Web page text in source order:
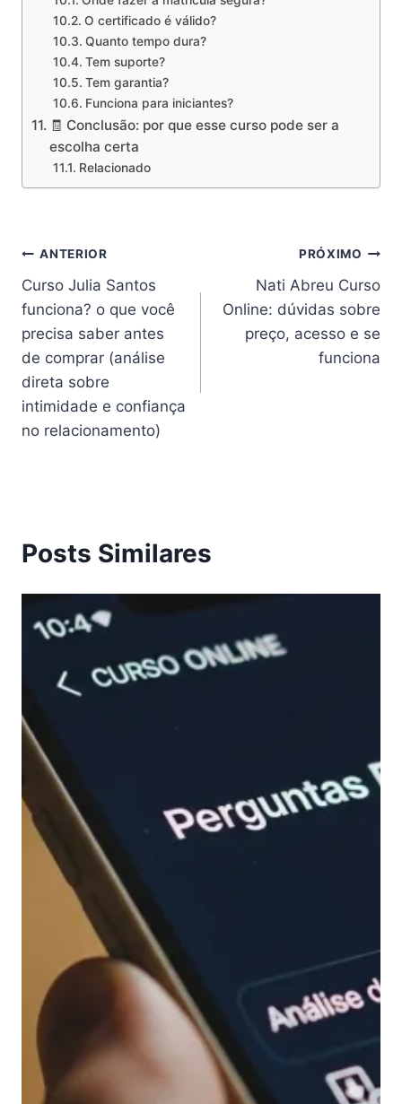
O certificado é válido?
Quanto tempo dura?
Tem suporte?
Tem garantia?
Funciona para iniciantes?
🧾 Conclusão: por que esse curso pode ser a
escolha certa
Relacionado
Navegação
de
Post
ANTERIOR
Curso Julia Santos
funciona? o que você
precisa saber antes
de comprar (análise
direta sobre
intimidade e confiança
no relacionamento)
PRÓXIMO
Nati Abreu Curso
Online: dúvidas sobre
preço, acesso e se
funciona
Posts Similares